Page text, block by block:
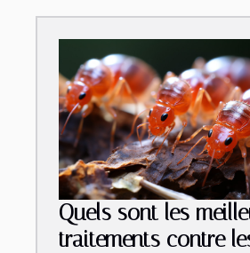
Quels sont les
traitements contre